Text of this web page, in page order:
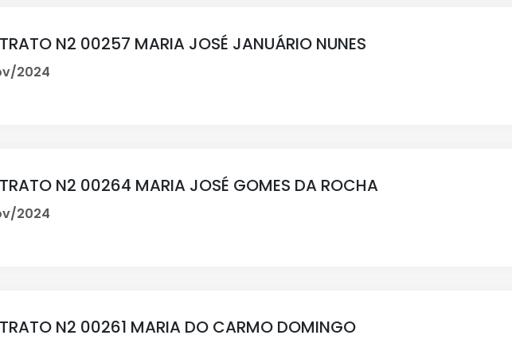
N2 00257 MARIA JOSÉ JANUÁRIO NUNES
2024
N2 00264 MARIA JOSÉ GOMES DA ROCHA
2024
N2 00261 MARIA DO CARMO DOMINGO